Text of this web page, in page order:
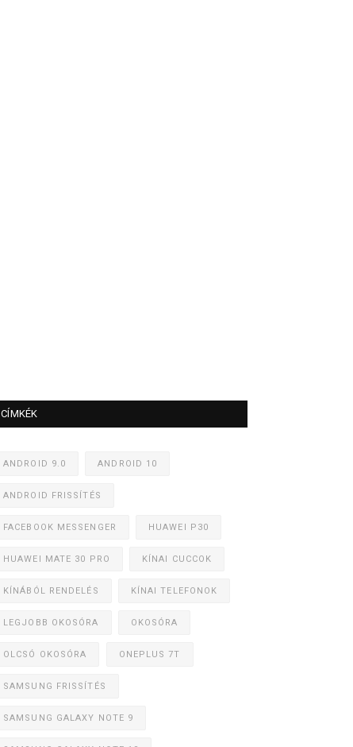
CÍMKÉK
ANDROID 9.0 ANDROID 10
ANDROID FRISSÍTÉS
FACEBOOK MESSENGER HUAWEI P30
HUAWEI MATE 30 PRO KÍNAI CUCCOK
KÍNÁBÓL RENDELÉS KÍNAI TELEFONOK
LEGJOBB OKOSÓRA OKOSÓRA
OLCSÓ OKOSÓRA ONEPLUS 7T
SAMSUNG FRISSÍTÉS
SAMSUNG GALAXY NOTE 9